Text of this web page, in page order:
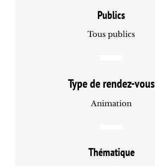
Publics
Tous publics
Type de rendez-vous
Animation
Thématique